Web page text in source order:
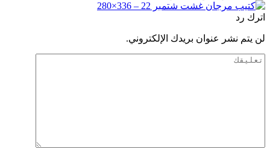
اترك رد
لن يتم نشر عنوان بريدك الإلكتروني.